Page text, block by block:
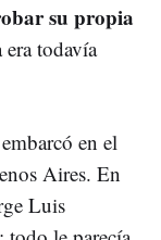
su propia
todavía
en el
Aires. En
Luis